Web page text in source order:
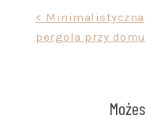
Nawigacja
wpisu
< Minimalistyczna
pergola przy domu